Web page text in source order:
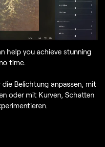
help you achieve stunning
time.
Belichtung anpassen, mit
oder mit Kurven, Schatten